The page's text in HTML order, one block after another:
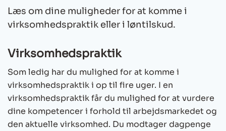
Læs om dine muligheder for at komme i
virksomhedspraktik eller i løntilskud.
Virksomhedspraktik
Som ledig har du mulighed for at komme i
virksomhedspraktiki op til fire uger. I en
virksomhedspraktik får du mulighed for at vurdere
dine kompetencer i forhold til arbejdsmarkedet og
den aktuelle virksomhed. Du modtager dagpenge